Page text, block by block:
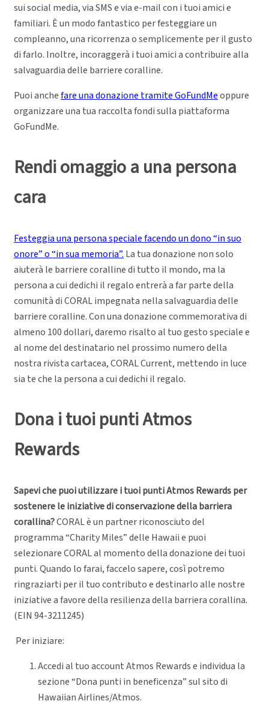
sui social media, via SMS e via e-mail con i tuoi amici e
familiari. È un modo fantastico per festeggiare un
compleanno, una ricorrenza o semplicemente per il gusto
di farlo. Inoltre, incoraggerà i tuoi amici a contribuire alla
salvaguardia delle barriere coralline.
Puoi anchefare una donazione tramite GoFundMeoppure
organizzare una tua raccolta fondi sulla piattaforma
GoFundMe.
Rendi omaggio a una persona
cara
Festeggia una persona speciale facendo un dono “in suo
onore” o “in sua memoria”. La tua donazione non solo
aiuterà le barriere coralline di tutto il mondo, ma la
persona a cui dedichi il regalo entrerà a far parte della
comunità di CORAL impegnata nella salvaguardia delle
barriere coralline. Con una donazione commemorativa di
almeno 100 dollari, daremo risalto al tuo gesto speciale e
al nome del destinatario nel prossimo numero della
nostra rivista cartacea, CORAL Current, mettendo in luce
sia te che la persona a cui dedichi il regalo.
Dona i tuoi punti Atmos
Rewards
Sapevi che puoi utilizzare i tuoi punti Atmos Rewards per
sostenere le iniziative di conservazione della barriera
corallina?CORAL è un partner riconosciuto del
programma “Charity Miles” delle Hawaii e puoi
selezionare CORAL al momento della donazione dei tuoi
punti. Quando lo farai, faccelo sapere, così potremo
ringraziarti per il tuo contributo e destinarlo alle nostre
iniziative a favore della resilienza della barriera corallina.
(EIN 94-3211245)
Per iniziare:
Accedi al tuo account Atmos Rewards e individua la
sezione “Dona punti in beneficenza” sul sito di
Hawaiian Airlines/Atmos.